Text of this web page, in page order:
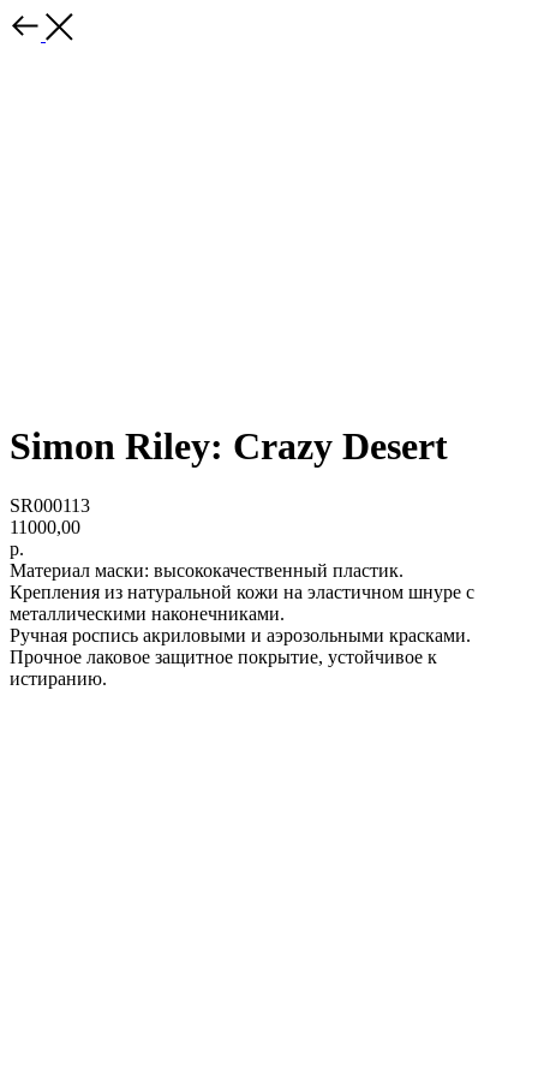
Simon Riley: Crazy Desert
SR000113
11000,00
р.
Материал маски: высококачественный пластик.
Крепления из натуральной кожи на эластичном шнуре с
металлическими наконечниками.
Ручная роспись акриловыми и аэрозольными красками.
Прочное лаковое защитное покрытие, устойчивое к
истиранию.